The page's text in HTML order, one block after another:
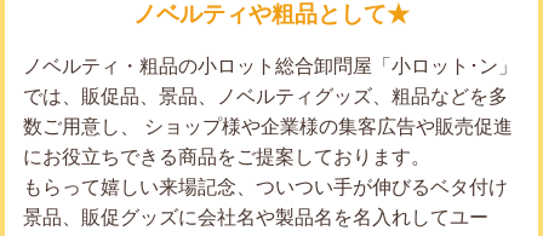
ノベルティや粗品として★
ノベルティ・粗品の小ロット総合卸問屋「小ロット･ン」
では、販促品、景品、ノベルティグッズ、粗品などを多
数ご用意し、 ショップ様や企業様の集客広告や販売促進
にお役立ちできる商品をご提案しております。
もらって嬉しい来場記念、ついつい手が伸びるベタ付け
景品、販促グッズに会社名や製品名を名入れしてユー